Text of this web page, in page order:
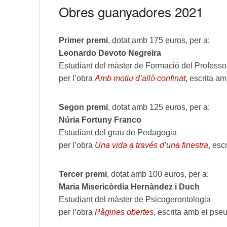
Obres guanyadores 2021
Primer premi, dotat amb 175 euros, per a:
Leonardo Devoto Negreira
Estudiant del màster de Formació del
per l’obra Amb motiu d’allò confinat, escrita
Segon premi, dotat amb 125 euros, per a:
Núria Fortuny Franco
Estudiant del grau de Pedagogia
per l’obra Una vida a través d’una finestra,
Tercer premi, dotat amb 100 euros, per a:
Maria Misericòrdia Hernàndez i Duch
Estudiant del màster de Psicogerontologia
per l’obra Pàgines obertes, escrita amb el